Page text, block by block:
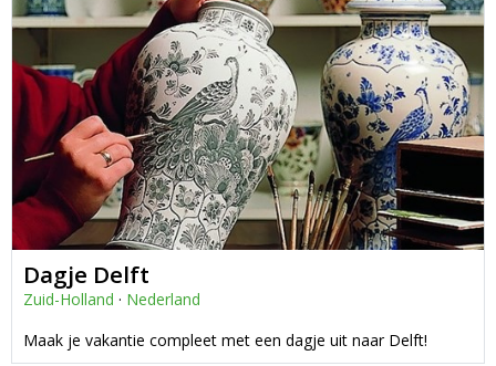
Dagje Delft
Zuid-Holland · Nederland
Maak je vakantie compleet met een dagje uit naar Delft!